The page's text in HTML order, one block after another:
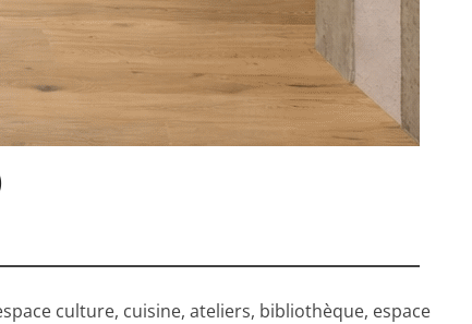
culture, cuisine, ateliers, bibliothèque, espace